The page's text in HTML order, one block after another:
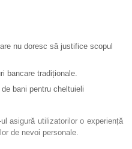
nu doresc să justifice scopul
bancare tradiționale.
bani pentru cheltuieli
asigură utilizatorilor o experiență
de nevoi personale.